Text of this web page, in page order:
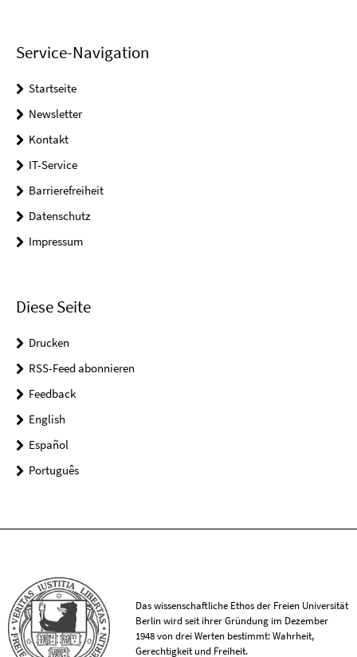
Service-Navigation
Startseite
Newsletter
Kontakt
IT-Service
Barrierefreiheit
Datenschutz
Impressum
Diese Seite
Drucken
RSS-Feed abonnieren
Feedback
English
Español
Português
Das wissenschaftliche Ethos der Freien Universität
Berlin wird seit ihrer Gründung im Dezember
1948 von drei Werten bestimmt: Wahrheit,
Gerechtigkeit und Freiheit.